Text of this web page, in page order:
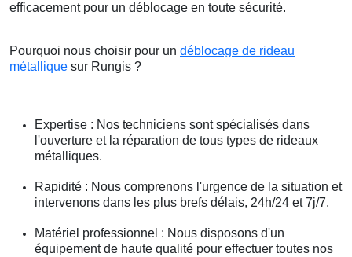
efficacement pour un déblocage en toute sécurité.
Pourquoi nous choisir pour un déblocage de rideau
métallique sur Rungis ?
Expertise : Nos techniciens sont spécialisés dans
l'ouverture et la réparation de tous types de rideaux
métalliques.
Rapidité : Nous comprenons l'urgence de la situation et
intervenons dans les plus brefs délais, 24h/24 et 7j/7.
Matériel professionnel : Nous disposons d'un
équipement de haute qualité pour effectuer toutes nos